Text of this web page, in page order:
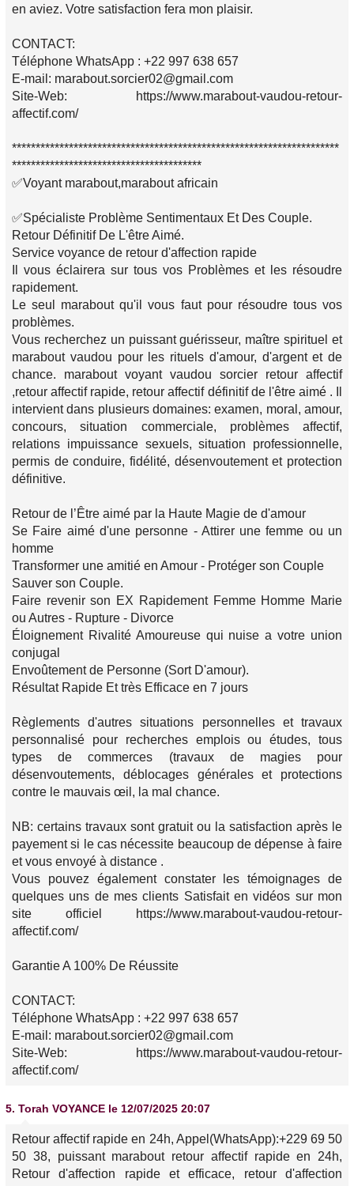
en aviez. Votre satisfaction fera mon plaisir.
CONTACT:
Téléphone WhatsApp : +22 997 638 657
E-mail: marabout.sorcier02@gmail.com
Site-Web: https://www.marabout-vaudou-retour-
affectif.com/
*********************************************************************
****************************************
✅Voyant marabout,marabout africain
✅Spécialiste Problème Sentimentaux Et Des Couple.
Retour Définitif De L'être Aimé.
Service voyance de retour d'affection rapide
Il vous éclairera sur tous vos Problèmes et les résoudre
rapidement.
Le seul marabout qu'il vous faut pour résoudre tous vos
problèmes.
Vous recherchez un puissant guérisseur, maître spirituel et
marabout vaudou pour les rituels d'amour, d'argent et de
chance. marabout voyant vaudou sorcier retour affectif
,retour affectif rapide, retour affectif définitif de l'être aimé . Il
intervient dans plusieurs domaines: examen, moral, amour,
concours, situation commerciale, problèmes affectif,
relations impuissance sexuels, situation professionnelle,
permis de conduire, fidélité, désenvoutement et protection
définitive.
Retour de l’Être aimé par la Haute Magie de d'amour
Se Faire aimé d'une personne - Attirer une femme ou un
homme
Transformer une amitié en Amour - Protéger son Couple
Sauver son Couple.
Faire revenir son EX Rapidement Femme Homme Marie
ou Autres - Rupture - Divorce
Éloignement Rivalité Amoureuse qui nuise a votre union
conjugal
Envoûtement de Personne (Sort D'amour).
Résultat Rapide Et très Efficace en 7 jours
Règlements d'autres situations personnelles et travaux
personnalisé pour recherches emplois ou études, tous
types de commerces (travaux de magies pour
désenvoutements, déblocages générales et protections
contre le mauvais œil, la mal chance.
NB: certains travaux sont gratuit ou la satisfaction après le
payement si le cas nécessite beaucoup de dépense à faire
et vous envoyé à distance .
Vous pouvez également constater les témoignages de
quelques uns de mes clients Satisfait en vidéos sur mon
site officiel https://www.marabout-vaudou-retour-
affectif.com/
Garantie A 100% De Réussite
CONTACT:
Téléphone WhatsApp : +22 997 638 657
E-mail: marabout.sorcier02@gmail.com
Site-Web: https://www.marabout-vaudou-retour-
affectif.com/
5. Torah VOYANCE le 12/07/2025 20:07
Retour affectif rapide en 24h, Appel(WhatsApp):+229 69 50
50 38, puissant marabout retour affectif rapide en 24h,
Retour d'affection rapide et efficace, retour d'affection